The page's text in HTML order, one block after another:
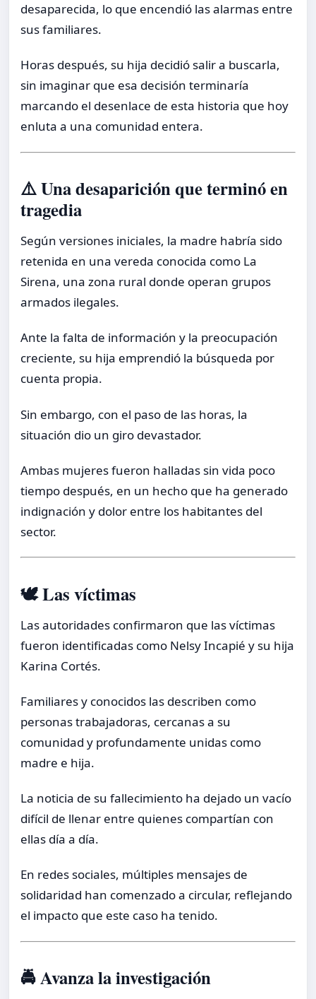
desaparecida, lo que encendió las alarmas entre
sus familiares.
Horas después, su hija decidió salir a buscarla,
sin imaginar que esa decisión terminaría
marcando el desenlace de esta historia que hoy
enluta a una comunidad entera.
⚠️ Una desaparición que terminó en
tragedia
Según versiones iniciales, la madre habría sido
retenida en una vereda conocida como La
Sirena, una zona rural donde operan grupos
armados ilegales.
Ante la falta de información y la preocupación
creciente, su hija emprendió la búsqueda por
cuenta propia.
Sin embargo, con el paso de las horas, la
situación dio un giro devastador.
Ambas mujeres fueron halladas sin vida poco
tiempo después, en un hecho que ha generado
indignación y dolor entre los habitantes del
sector.
🕊️ Las víctimas
Las autoridades confirmaron que las víctimas
fueron identificadas como Nelsy Incapié y su hija
Karina Cortés.
Familiares y conocidos las describen como
personas trabajadoras, cercanas a su
comunidad y profundamente unidas como
madre e hija.
La noticia de su fallecimiento ha dejado un vacío
difícil de llenar entre quienes compartían con
ellas día a día.
En redes sociales, múltiples mensajes de
solidaridad han comenzado a circular, reflejando
el impacto que este caso ha tenido.
🚔 Avanza la investigación